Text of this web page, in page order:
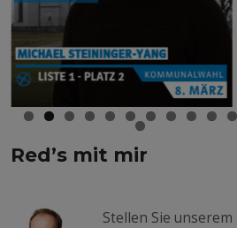
0 1
3
Red’s mit mir
Stellen Sie unserem